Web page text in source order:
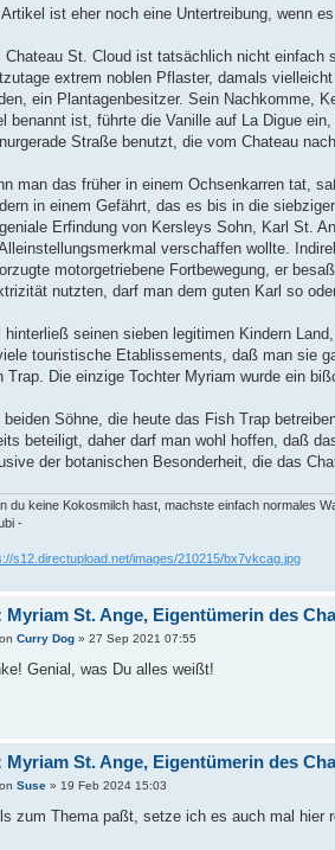
Artikel ist eher noch eine Untertreibung, wenn
Chateau St. Cloud ist tatsächlich nicht einfach
extrem noblen Pflaster, damals
ein Plantagenbesitzer. Sein Nachkomme,
benannt ist, führte die Vanille auf La Digue
Straße benutzt, die vom Chateau
man das früher in einem Ochsenkarren tat,
in einem Gefährt, das es bis in die
Erfindung von Kersleys Sohn, Karl St.
verschaffen wollte.
motorgetriebene Fortbewegung, er
nutzten, darf man dem guten Karl so
hinterließ seinen sieben legitimen Kindern
touristische Etablissements, daß man sie
Trap. Die einzige Tochter Myriam wurde ein
beiden Söhne, die heute das Fish Trap
beteiligt, daher darf man wohl hoffen, daß
der botanischen Besonderheit, die das
du keine Kokosmilch hast, machste einfach normales
-
s12.directupload.net/images/210215/bx7vkcag.jpg
Myriam St. Ange, Eigentümerin des
Curry Dog» 27 Sep 2021 07:55
Genial, was Du alles weißt!
Myriam St. Ange, Eigentümerin des
Suse» 19 Feb 2024 15:03
zum Thema paßt, setze ich es auch mal hier